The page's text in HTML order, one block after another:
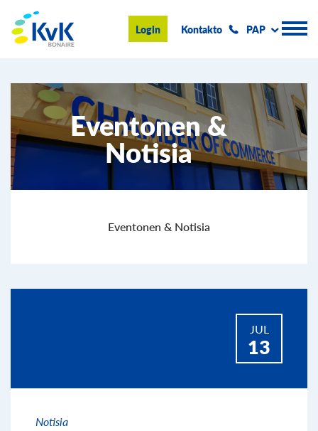
KvK Bonaire
Login Kontakto PAP
Registro Komersial
Konseho i informashon
Hasi negoshi na Boneiru
Eventonen &
Notisia
Eventonen & Notisia
JUL
13
Notisia